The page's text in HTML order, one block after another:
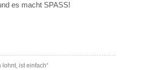
es macht SPASS!
lohnt, ist einfach“